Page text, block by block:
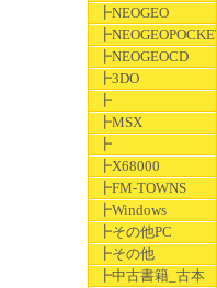
┣NEOGEO
┣NEOGEOPOCKET
┣NEOGEOCD
┣3DO
┣
┣MSX
┣
┣X68000
┣FM-TOWNS
┣Windows
┣その他PC
┣その他
┣中古書籍_古本